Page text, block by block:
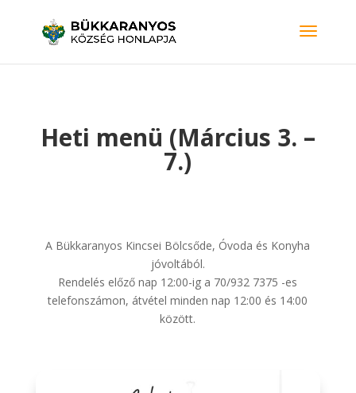
Heti menü (Március 3. –
7.)
A Bükkaranyos Kincsei Bölcsőde, Óvoda és Konyha
jóvoltából.
Rendelés előző nap 12:00-ig a 70/932 7375 -es
telefonszámon, átvétel minden nap 12:00 és 14:00
között.